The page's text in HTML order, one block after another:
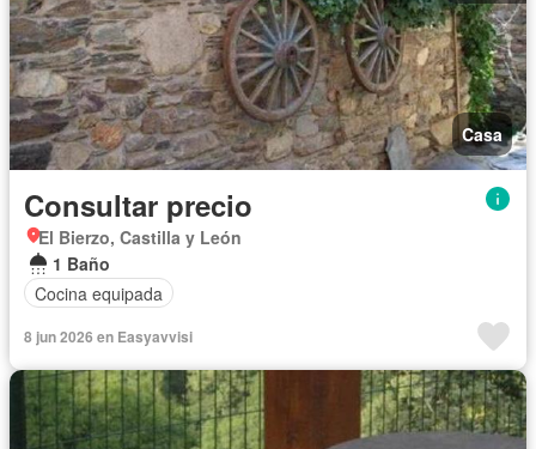
Casa
Consultar precio
El Bierzo, Castilla y León
1 Baño
Cocina equipada
8 jun 2026 en Easyavvisi